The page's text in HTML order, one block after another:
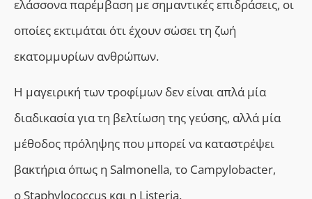
ελάσσονα παρέμβαση με σημαντικές επιδράσεις, οι
οποίες εκτιμάται ότι έχουν σώσει τη ζωή
εκατομμυρίων ανθρώπων.
Η μαγειρική των τροφίμων δεν είναι απλά μία
διαδικασία για τη βελτίωση της γεύσης, αλλά μία
μέθοδος πρόληψης που μπορεί να καταστρέψει
βακτήρια όπως η Salmonella, το Campylobacter,
ο Staphylococcus και η Listeria.